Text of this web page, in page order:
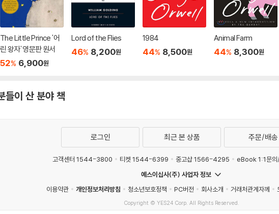
The Little Prince '어
린 왕자' 영문판 원서
52% 6,900원
Lord of the Flies
46% 8,200원
1984
44% 8,500원
Animal Farm
44% 8,300원
들이 산 분야 책
로그인 최근 본 상품 주문/배송
고객센터 1544-3800 티켓 1544-6399 중고샵 1566-4295
eBook 1:1문의
예스이십사(주) 사업자 정보
이용약관
개인정보처리방침 청소년보호정책 PC버전 회사소개 거래처관계자께
Copyright © YES24 Corp. All Rights Reserved.